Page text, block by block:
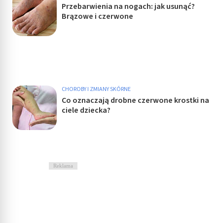
Przebarwienia na nogach: jak usunąć?
Brązowe i czerwone
CHOROBY I ZMIANY SKÓRNE
Co oznaczają drobne czerwone krostki na
ciele dziecka?
Reklama